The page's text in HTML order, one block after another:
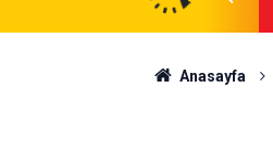
Anasayfa